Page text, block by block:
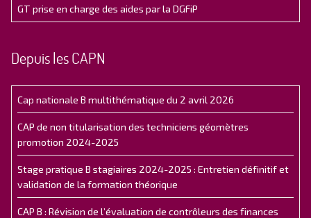
GT prise en charge des aides par la DGFiP
Depuis les CAPN
Cap nationale B multithématique du 2 avril 2026
CAP de non titularisation des techniciens géomètres
promotion 2024-2025
Stage pratique B stagiaires 2024-2025 : Entretien définitif et
validation de la formation théorique
CAP B : Révision de l’évaluation de contrôleurs des finances